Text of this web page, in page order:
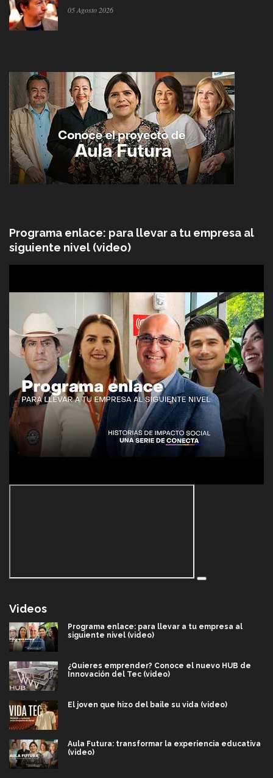
05 Agosto 2026
Programa enlace: para llevar a tu empresa al
siguiente nivel (video)
Videos
Programa enlace: para llevar a tu empresa al
siguiente nivel (video)
¿Quieres emprender? Conoce el nuevo HUB de
Innovación del Tec (video)
El joven que hizo del baile su vida (video)
Aula Futura: transformar la experiencia educativa
(video)